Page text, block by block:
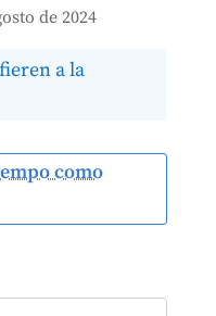
de 2024
a la
como